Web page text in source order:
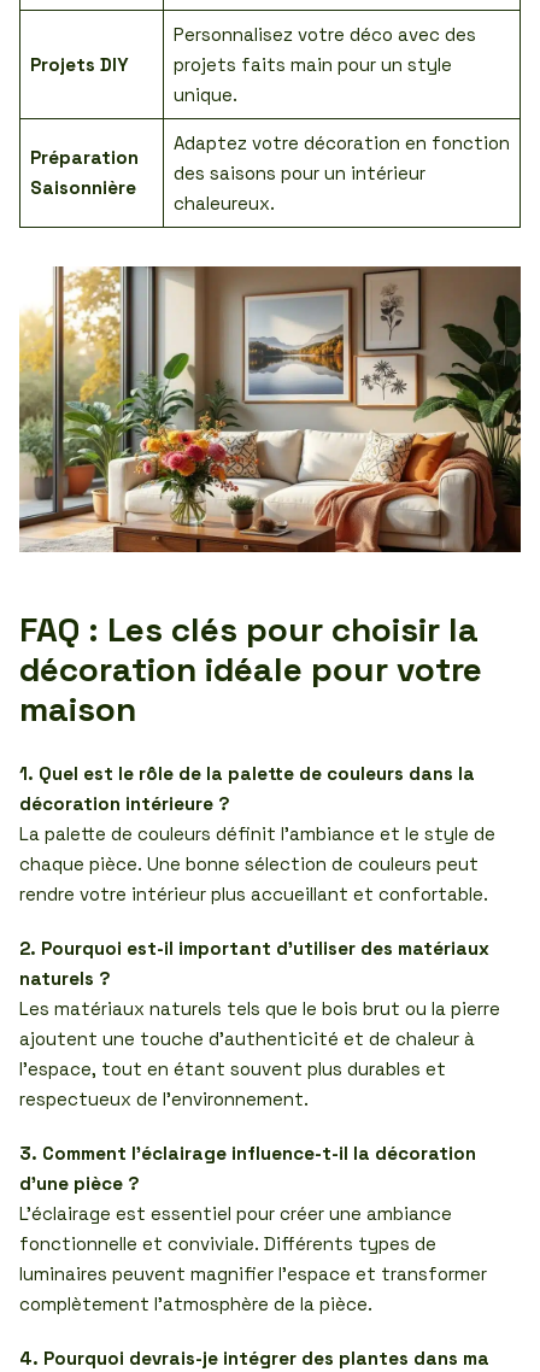
Projets DIY
Personnalisez votre déco avec des
projets faits main pour un style
unique.
Préparation
Saisonnière
Adaptez votre décoration en fonction
des saisons pour un intérieur
chaleureux.
FAQ : Les clés pour choisir la
décoration idéale pour votre
maison
1. Quel est le rôle de la palette de couleurs dans la
décoration intérieure ?
La palette de couleurs définit l’ambiance et le style de
chaque pièce. Une bonne sélection de couleurs peut
rendre votre intérieur plus accueillant et confortable.
2. Pourquoi est-il important d’utiliser des matériaux
naturels ?
Les matériaux naturels tels que le bois brut ou la pierre
ajoutent une touche d’authenticité et de chaleur à
l’espace, tout en étant souvent plus durables et
respectueux de l’environnement.
3. Comment l’éclairage influence-t-il la décoration
d’une pièce ?
L’éclairage est essentiel pour créer une ambiance
fonctionnelle et conviviale. Différents types de
luminaires peuvent magnifier l’espace et transformer
complètement l’atmosphère de la pièce.
4. Pourquoi devrais-je intégrer des plantes dans ma